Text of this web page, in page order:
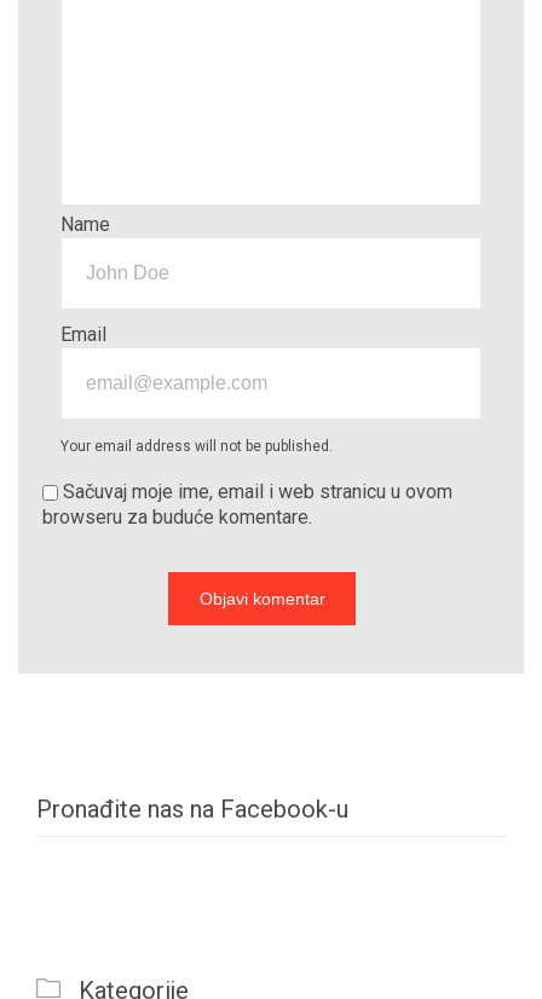
Name
Email
Your email address will not be published.
Sačuvaj moje ime, email i web stranicu u ovom
browseru za buduće komentare.
Pronađite nas na Facebook-u
 Kategorije